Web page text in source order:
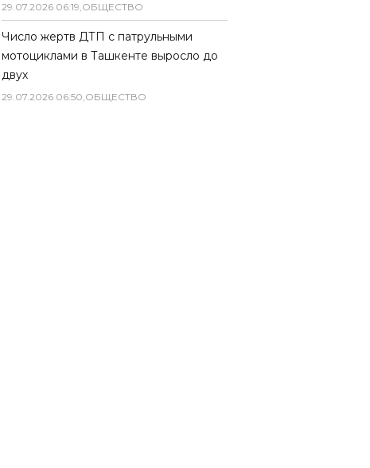
29.07.2026 06:19,ОБЩЕСТВО
Число жертв ДТП с патрульными
мотоциклами в Ташкенте выросло до
двух
29.07.2026 06:50,ОБЩЕСТВО